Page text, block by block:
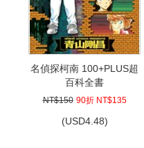
名偵探柯南 100+PLUS超
百科全書
NT$150 90折 NT$135
(USD4.48)